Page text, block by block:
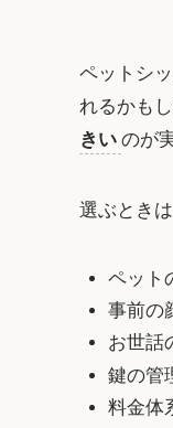
ペットシ
れるかも
きい のが
選ぶとき
ペット
事前の
お世話
鍵の管
料金体